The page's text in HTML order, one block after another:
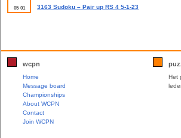
05 01 3163 Sudoku – Pair up RS 4 5-1-23
wcpn
Home
Message board
Championships
About WCPN
Contact
Join WCPN
Het